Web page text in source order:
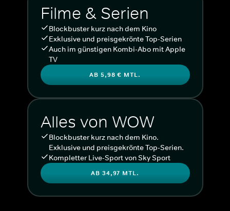
Filme & Serien
Blockbuster kurz nach dem Kino
Exklusive und preisgekrönte Top-Serien
Auch im günstigen Kombi-Abo mit Apple
TV
AB 5,98 € MTL.
Alles von WOW
Blockbuster kurz nach dem Kino.
Exklusive und preisgekrönte Top-Serien.
Kompletter Live-Sport von Sky Sport
AB 34,97 MTL.